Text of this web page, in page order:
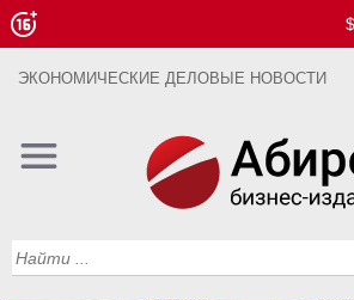
ЭКОНОМИЧЕСКИЕ ДЕЛОВЫЕ НОВОСТИ